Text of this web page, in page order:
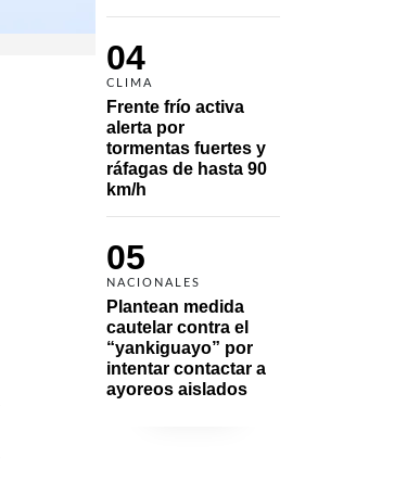
04
CLIMA
Frente frío activa
alerta por
tormentas fuertes y
ráfagas de hasta 90
km/h
05
NACIONALES
Plantean medida
cautelar contra el
“yankiguayo” por
intentar contactar a
ayoreos aislados